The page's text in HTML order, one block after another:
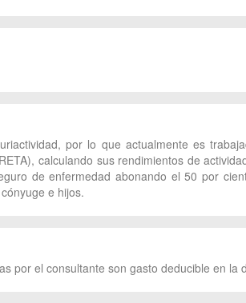
por lo que actualmente es
calculando sus rendimientos de
de enfermedad abonando el 50 por
e hijos.
por el consultante son gasto deducible en